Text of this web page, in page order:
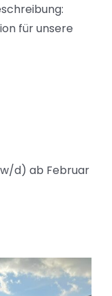
für unsere
w/d) ab Februar